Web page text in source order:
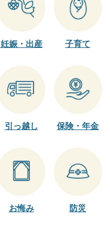
妊娠・出産 子育て
引っ越し 保険・年金
お悔み 防災